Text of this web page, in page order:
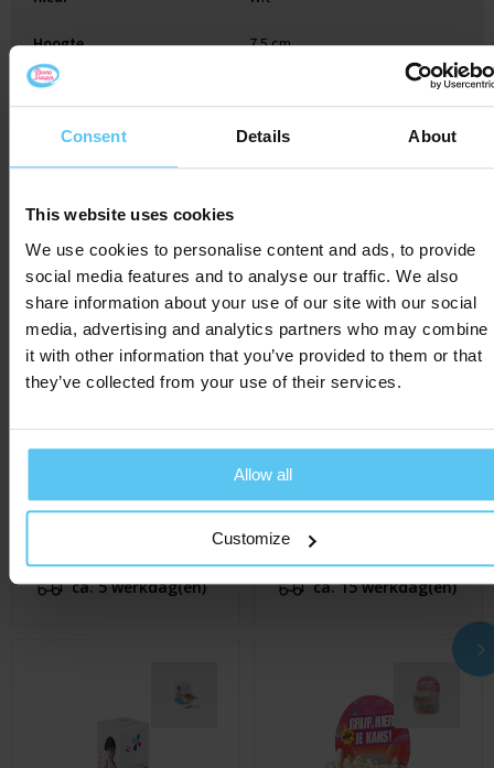
Consent Details About
This website uses cookies
We use cookies to personalise content and ads, to provide
social media features and to analyse our traffic. We also
share information about your use of our site with our social
media, advertising and analytics partners who may combine
it with other information that you’ve provided to them or that
they’ve collected from your use of their services.
Allow all
Customize
Hoogte 7.5 cm
Gerelateerde producten
Kleine silo
ca. 5 werkdag(en)
Autodrop doosje
ca. 15 werkdag(en)